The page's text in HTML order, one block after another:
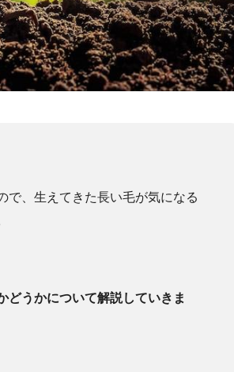
で、生えてきた長い毛が気になる
どうかについて解説していきま